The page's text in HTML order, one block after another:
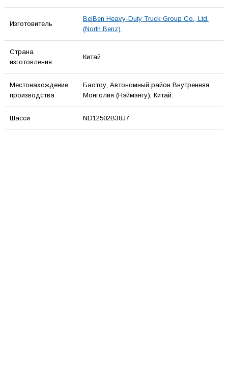
Изготовитель
BeiBen Heavy-Duty Truck Group Co., Ltd.
(North Benz)
Страна
изготовления
Китай
Местонахождение
производства
Баотоу, Автономный район Внутренняя
Монголия (Нэймэнгу), Китай.
Шасси ND12502B38J7